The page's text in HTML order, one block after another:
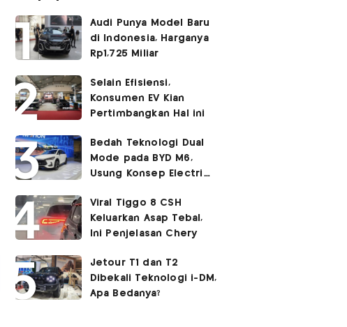
Audi Punya Model Baru
di Indonesia, Harganya
Rp1,725 Miliar
Selain Efisiensi,
Konsumen EV Kian
Pertimbangkan Hal ini
Bedah Teknologi Dual
Mode pada BYD M6,
Usung Konsep Electric
Viral Tiggo 8 CSH
Keluarkan Asap Tebal,
Ini Penjelasan Chery
Jetour T1 dan T2
Dibekali Teknologi i-DM,
Apa Bedanya?